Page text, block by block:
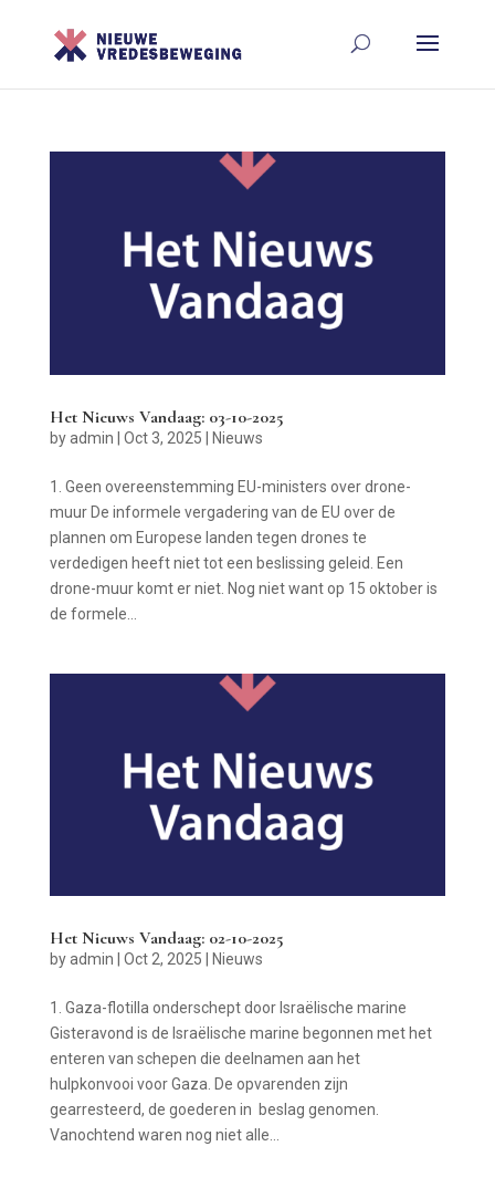
Het Nieuws Vandaag: 03-10-2025
byadmin | Oct 3, 2025 | Nieuws
1. Geen overeenstemming EU-ministers over drone-
muur De informele vergadering van de EU over de
plannen om Europese landen tegen drones te
verdedigen heeft niet tot een beslissing geleid. Een
drone-muur komt er niet. Nog niet want op 15 oktober is
de formele...
Het Nieuws Vandaag: 02-10-2025
byadmin Oct 2, 2025 Nieuws
1. Gaza-flotilla onderschept door Israëlische marine
Gisteravond is de Israëlische marine begonnen met het
enteren van schepen die deelnamen aan het
hulpkonvooi voor Gaza. De opvarenden zijn
gearresteerd, de goederen in beslag genomen.
Vanochtend waren nog niet alle...